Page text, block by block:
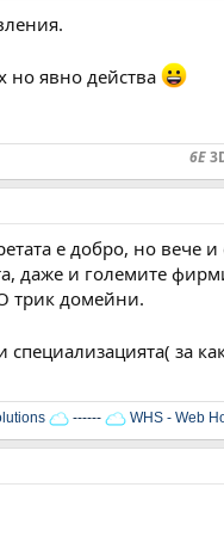
но явно действа
6E
е добро, но вече
даже и големите
трик домейни.
за
------ WHS - Web